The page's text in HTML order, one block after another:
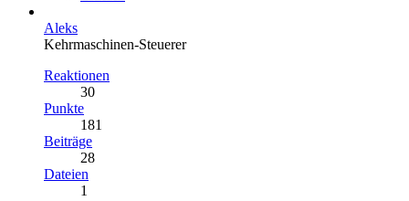
Aleks
Kehrmaschinen-Steuerer
Reaktionen
30
Punkte
181
Beiträge
28
Dateien
1